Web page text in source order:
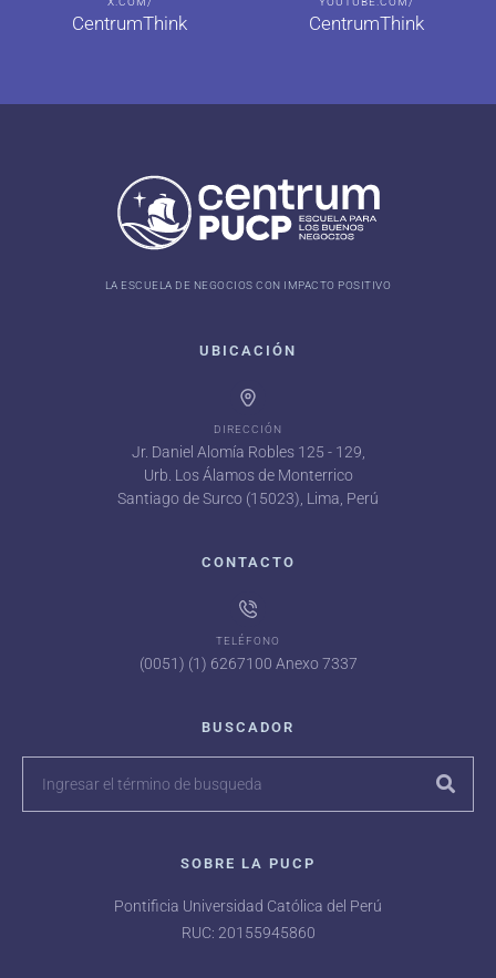
CentrumThink CentrumThink
LA ESCUELA DE NEGOCIOS CON IMPACTO POSITIVO
UBICACIÓN
DIRECCIÓN
Jr. Daniel Alomía Robles 125 - 129,
Urb. Los Álamos de Monterrico
Santiago de Surco (15023), Lima, Perú
CONTACTO
TELÉFONO
(0051) (1) 6267100 Anexo 7337
BUSCADOR
SOBRE LA PUCP
Pontificia Universidad Católica del Perú
RUC: 20155945860